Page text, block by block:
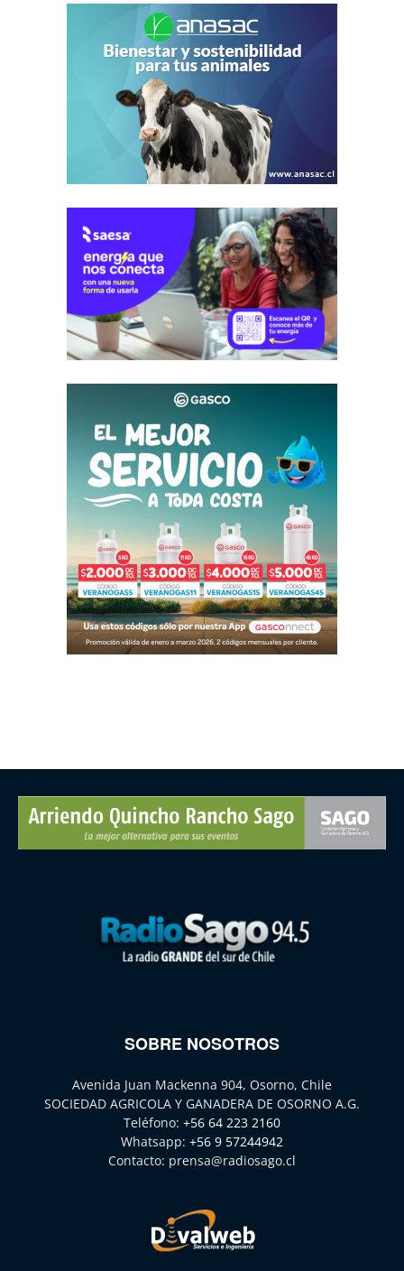
SOBRE NOSOTROS
Avenida Juan Mackenna 904, Osorno, Chile
SOCIEDAD AGRICOLA Y GANADERA DE OSORNO A.G.
Teléfono: +56 64 223 2160
Whatsapp: +56 9 57244942
Contacto: prensa@radiosago.cl